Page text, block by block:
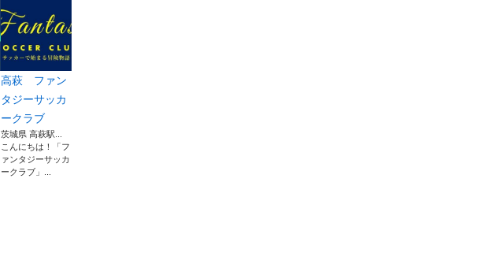
高萩 ファン
タジーサッカ
ークラブ
茨城県 高萩駅...
​こんにちは！「フ
ァンタジーサッカ
ークラブ」...